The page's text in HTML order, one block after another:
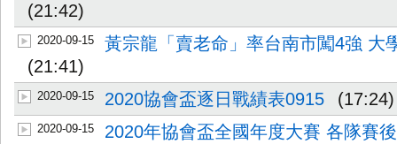
(21:42)
2020-09-15
黃宗龍「賣老命」率台南市闖4強 大
(21:41)
2020-09-15 2020協會盃逐日戰績表0915 (17:24)
2020-09-15
2020年協會盃全國年度大賽 各隊賽